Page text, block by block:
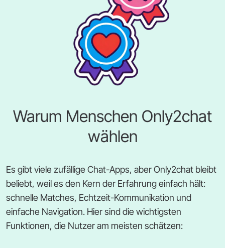
Warum Menschen Only2chat
wählen
Es gibt viele zufällige Chat-Apps, aber Only2chat bleibt
beliebt, weil es den Kern der Erfahrung einfach hält:
schnelle Matches, Echtzeit-Kommunikation und
einfache Navigation. Hier sind die wichtigsten
Funktionen, die Nutzer am meisten schätzen: